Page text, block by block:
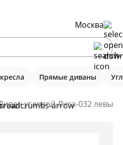
Москва
Прямые диваны
угловой Лига-032 левый